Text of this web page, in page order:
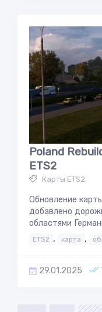
Poland
ETS2
Карты ETS2
Обновление
добавлено
областями
ETS2 , карта ,
29.01.2025